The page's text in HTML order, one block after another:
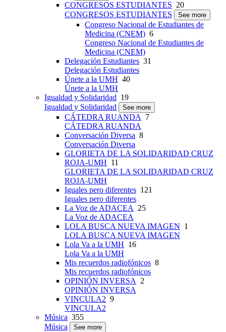
CONGRESOS ESTUDIANTES 20
CONGRESOS ESTUDIANTES
See more
Congreso Nacional de Estudiantes de
Medicina (CNEM) 6
Congreso Nacional de Estudiantes de
Medicina (CNEM)
Delegación Estudiantes 31
Delegación Estudiantes
Únete a la UMH 40
Únete a la UMH
Igualdad y Solidaridad 19
Igualdad y Solidaridad
See more
CÁTEDRA RUANDA 7
CÁTEDRA RUANDA
Conversación Diversa 8
Conversación Diversa
GLORIETA DE LA SOLIDARIDAD CRUZ
ROJA-UMH 11
GLORIETA DE LA SOLIDARIDAD CRUZ
ROJA-UMH
Iguales pero diferentes 121
Iguales pero diferentes
La Voz de ADACEA 25
La Voz de ADACEA
LOLA BUSCA NUEVA IMAGEN 1
LOLA BUSCA NUEVA IMAGEN
Lola Va a la UMH 16
Lola Va a la UMH
Mis recuerdos radiofónicos 8
Mis recuerdos radiofónicos
OPINIÓN INVERSA 2
OPINIÓN INVERSA
VINCULA2 9
VINCULA2
Música 355
Música
See more